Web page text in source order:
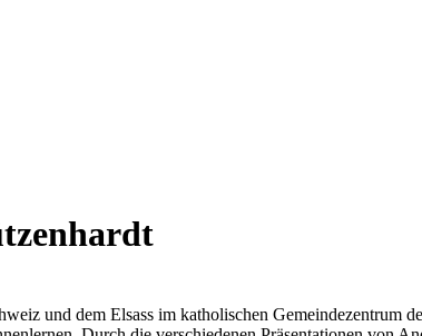
und dem Elsass im katholischen Gemeindezentrum